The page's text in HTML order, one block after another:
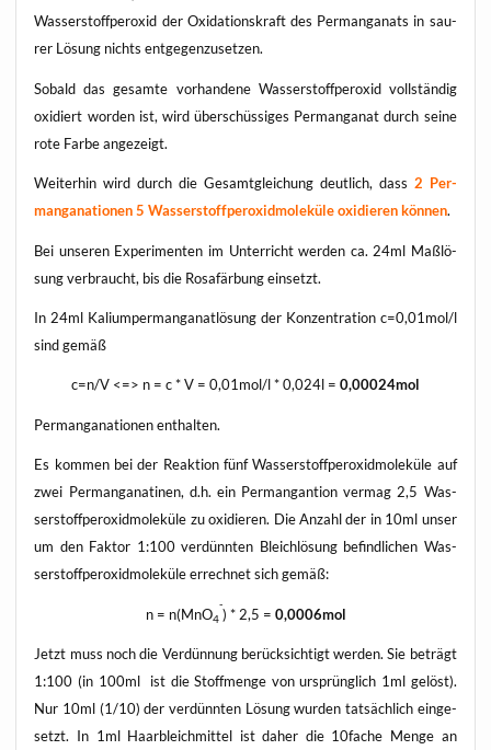
Was­ser­stoff­per­oxid der Oxi­da­ti­ons­kraft des Per­man­ga­nats in sau­
rer Lösung nichts entgegenzusetzen.
Sobald das gesam­te vor­han­de­ne Was­ser­stoff­per­oxid voll­stän­dig
oxi­diert wor­den ist, wird über­schüs­si­ges Per­man­ga­nat durch sei­ne
rote Far­be angezeigt.
Wei­ter­hin wird durch die Gesamt­glei­chung deut­lich, dass 2 Per­
man­gana­tio­nen 5 Was­ser­stoff­per­oxid­mo­le­kü­le oxi­die­ren kön­nen.
Bei unse­ren Expe­ri­men­ten im Unter­richt wer­den ca. 24ml Maß­lö­
sung ver­braucht, bis die Rosa­fär­bung einsetzt.
In 24ml Kali­um­per­man­ganat­lö­sung der Kon­zen­tra­ti­on c=0,01mol/l
sind gemäß
c=n/V <=> n = c * V = 0,01mol/l * 0,024l = 0,00024mol
Per­man­gana­tio­nen enthalten.
Es kom­men bei der Reak­ti­on fünf Was­ser­stoff­per­oxid­mo­le­kü­le auf
zwei Per­man­gana­ti­nen, d.h. ein Per­mangan­ti­on ver­mag 2,5 Was­
ser­stoff­per­oxid­mo­le­kü­le zu oxi­die­ren. Die Anzahl der in 10ml unser
um den Fak­tor 1:100 ver­dünn­ten Bleich­lö­sung befind­li­chen Was­
ser­stoff­per­oxid­mo­le­kü­le errech­net sich gemäß:
n = n(MnO4
-
) * 2,5 = 0,0006mol
Jetzt muss noch die Ver­dün­nung berück­sich­tigt wer­den. Sie beträgt
1:100 (in 100ml ist die Stoff­men­ge von ursprüng­lich 1ml gelöst).
Nur 10ml (1/10) der ver­dünn­ten Lösung wur­den tat­säch­lich ein­ge­
setzt. In 1ml Haarb­leich­mit­tel ist daher die 10fache Men­ge an